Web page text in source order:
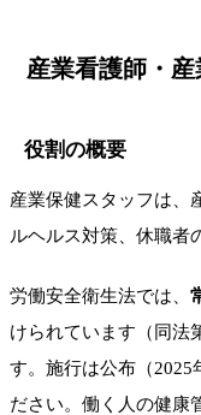
産業看護師・
役割の概要
産業保健スタッフは、
ルヘルス対策、休職者
労働安全衛生法では、
けられています（同法
す。施行は公布（2025
ださい。働く人の健康